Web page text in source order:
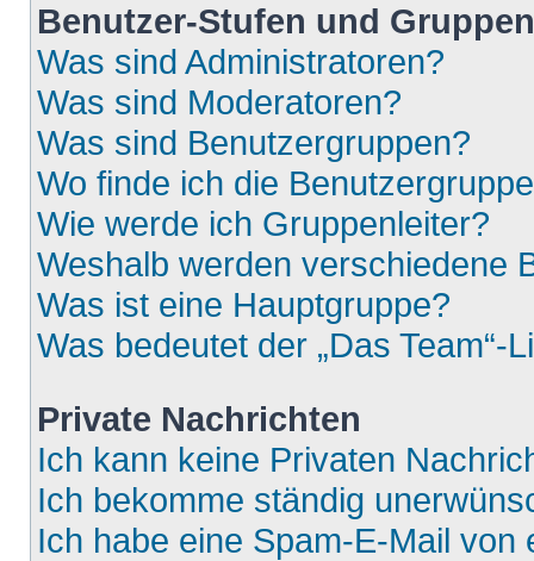
Benutzer-Stufen und Gruppen
Was sind Administratoren?
Was sind Moderatoren?
Was sind Benutzergruppen?
Wo finde ich die
Wie werde ich Gruppenleiter?
Weshalb werden verschiedene
Was ist eine Hauptgruppe?
Was bedeutet der „Das Team“-
Private Nachrichten
Ich kann keine Privaten
Ich bekomme ständig
Ich habe eine Spam-E-Mail